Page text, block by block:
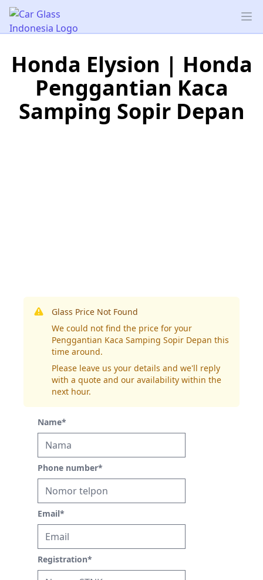
Car Glass Indonesia
Honda Elysion | Honda
Penggantian Kaca
Samping Sopir Depan
Glass Price Not Found
We could not find the price for your
Penggantian Kaca Samping Sopir Depan this
time around.
Please leave us your details and we'll reply
with a quote and our availability within the
next hour.
Name*
Phone number*
Email*
Registration*